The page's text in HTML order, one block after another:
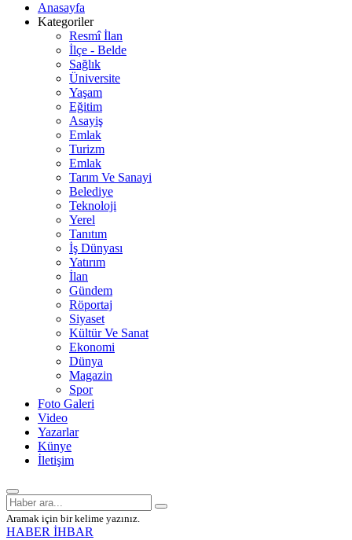
Anasayfa
Kategoriler
Resmî İlan
İlçe - Belde
Sağlık
Üniversite
Yaşam
Eğitim
Asayiş
Emlak
Turizm
Emlak
Tarım Ve Sanayi
Belediye
Teknoloji
Yerel
Tanıtım
İş Dünyası
Yatırım
İlan
Gündem
Röportaj
Siyaset
Kültür Ve Sanat
Ekonomi
Dünya
Magazin
Spor
Foto Galeri
Video
Yazarlar
Künye
İletişim
Aramak için bir kelime yazınız.
HABER İHBAR